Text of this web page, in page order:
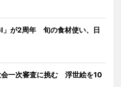
」が2周年 旬の食材使い、日
会一次審査に挑む 浮世絵を10